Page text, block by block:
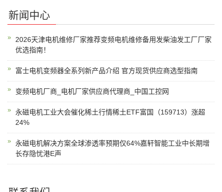
新闻中心
2026天津电机维修厂家推荐变频电机维修备用发柴油发工厂厂家
优选指南！
富士电机变频器全系列新产品介绍 官方现货供应商选型指南
变频电机厂商_电机厂家供应商代理商_中国工控网
永磁电机工业大会催化稀土行情稀土ETF富国（159713）涨超
24%
永磁电机解决方案全球渗透率预期仅64%嘉轩智能工业中长期增
长存隐忧港E声